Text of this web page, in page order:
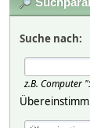
Suche nach:
z.B. Computer